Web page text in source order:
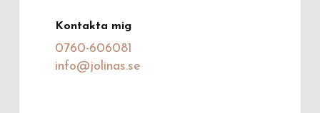
Kontakta mig
0760-606081
info@jolinas.se